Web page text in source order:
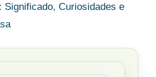
Significado, Curiosidades e